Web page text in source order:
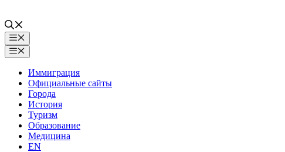
Меню
Меню
Иммиграция
Официальные сайты
Города
История
Туризм
Образование
Медицина
EN